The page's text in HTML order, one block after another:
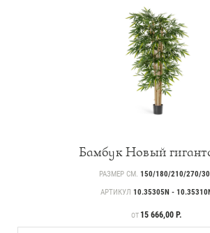
Бамбук Новый
РАЗМЕР СМ. 150/180/210/270/
АРТИКУЛ 10.35305N -
ЦЕНА
ОТ 15 666,00 Р.